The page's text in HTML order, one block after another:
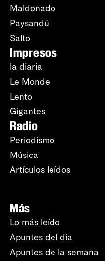
Maldonado
Paysandú
Salto
Impresos
la diaria
Le Monde
Lento
Gigantes
Radio
Periodismo
Música
Artículos leídos
Más
Lo más leído
Apuntes del día
Apuntes de la semana